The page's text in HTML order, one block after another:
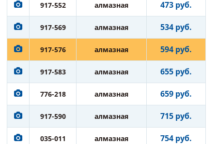
917-552 алмазная 473 руб.
917-569 алмазная 534 руб.
917-576 алмазная 594 руб.
917-583 алмазная 655 руб.
776-218 алмазная 659 руб.
917-590 алмазная 715 руб.
035-011 алмазная 754 руб.